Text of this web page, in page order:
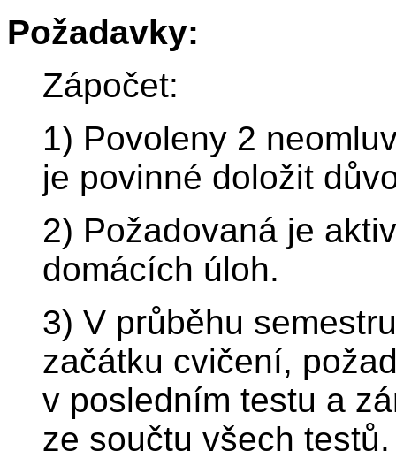
Požadavky:
Zápočet:
1) Povoleny 2
je povinné doložit
2) Požadovaná je
domácích úloh.
3) V průběhu
začátku cvičení,
v posledním testu a
ze součtu všech testů.